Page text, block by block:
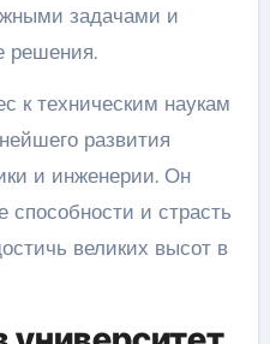
задачами и
решения.
к техническим наукам
развития
и инженерии. Он
способности и страсть
великих высот в